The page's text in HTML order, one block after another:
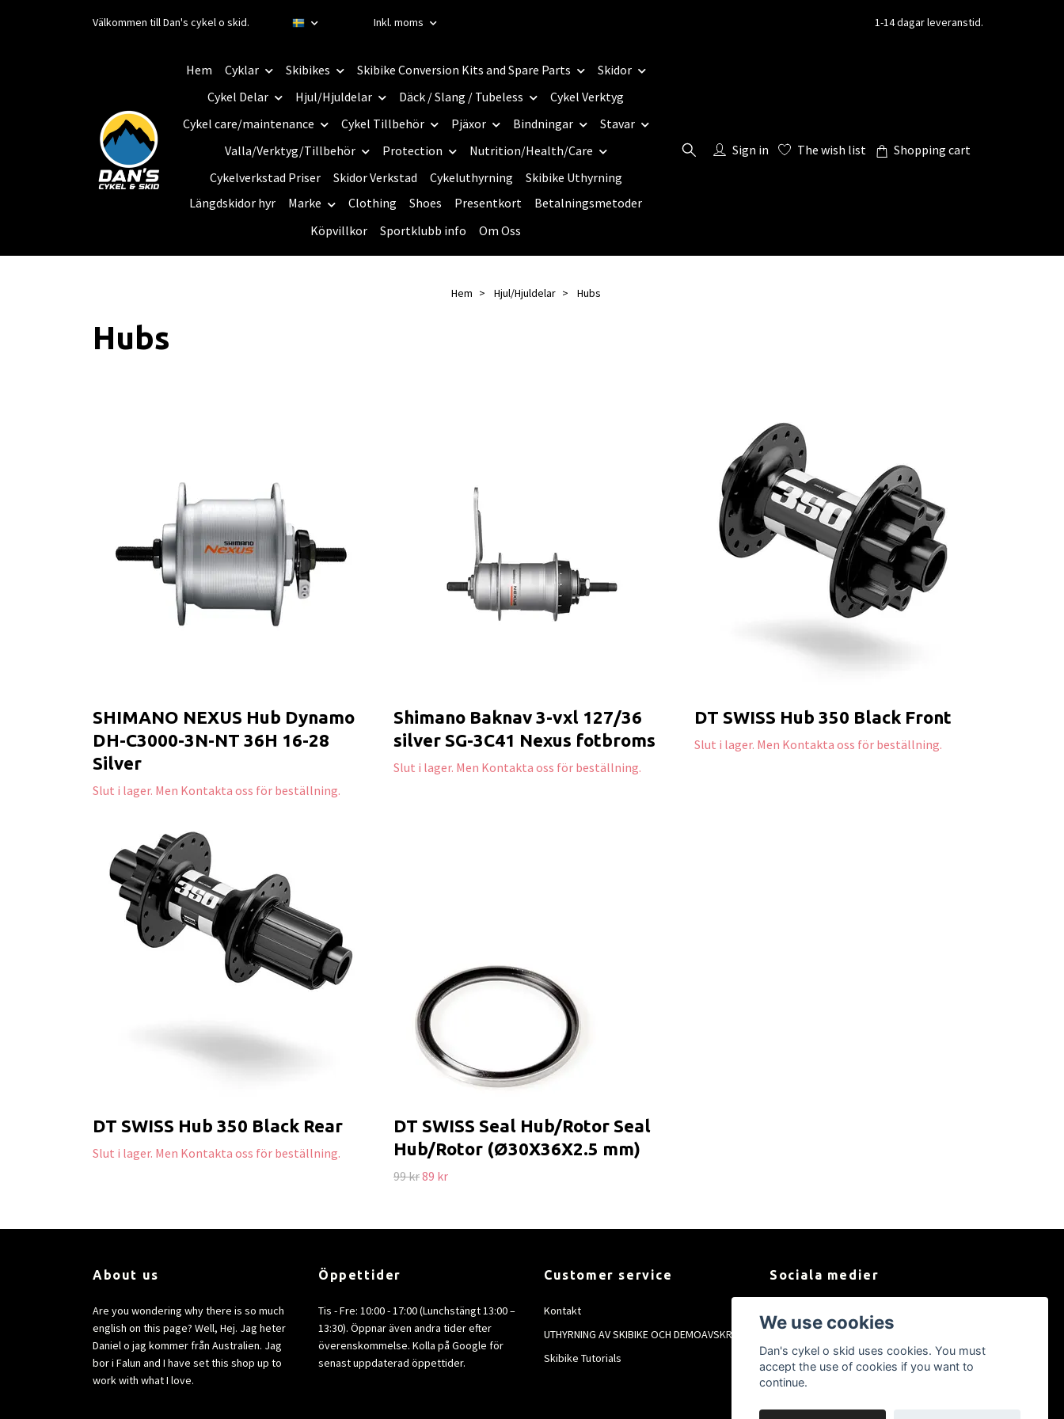
Välkommen till Dan's cykel o skid. Inkl. moms 1-14 dagar leveranstid.
Hem Cyklar Skibikes Skibike Conversion Kits and Spare Parts
Skidor
Cykel Delar
Hjul/Hjuldelar Däck / Slang / Tubeless
Cykel Verktyg
Cykel care/maintenance
Cykel Tillbehör Pjäxor Bindningar
Stavar
Valla/Verktyg/Tillbehör
Protection
Nutrition/Health/Care
Cykelverkstad Priser
Skidor Verkstad Cykeluthyrning
Skibike Uthyrning
Längdskidor hyr
Marke Clothing Shoes Presentkort
Betalningsmetoder
Köpvillkor
Sportklubb info Om Oss
Sign in The wish list Shopping cart
Hem Hjul/Hjuldelar Hubs
Hubs
SHIMANO NEXUS Hub Dynamo
DH-C3000-3N-NT 36H 16-28
Silver
Slut i lager. Men Kontakta oss för beställning.
Shimano Baknav 3-vxl 127/36
silver SG-3C41 Nexus fotbroms
Slut i lager. Men Kontakta oss för beställning.
DT SWISS Hub 350 Black Front
Slut i lager. Men Kontakta oss för beställning.
DT SWISS Hub 350 Black Rear
Slut i lager. Men Kontakta oss för beställning.
DT SWISS Seal Hub/Rotor Seal
Hub/Rotor (Ø30X36X2.5 mm)
99 kr89 kr
About us
Are you wondering why there is so much
english on this page? Well, Hej. Jag heter
Daniel o jag kommer från Australien. Jag
bor i Falun and I have set this shop up to
work with what I love.
Öppettider
Tis - Fre: 10:00 - 17:00 (Lunchstängt 13:00 –
13:30). Öppnar även andra tider efter
överenskommelse. Kolla på Google för
senast uppdaterad öppettider.
Customer service
Kontakt
UTHYRNING AV SKIBIKE OCH DEMOAVSKRIFT
Skibike Tutorials
Sociala medier
Instagram
YouTube
Tiktok
We use cookies
Dan's cykel o skid uses cookies. You must
accept the use of cookies if you want to
continue.